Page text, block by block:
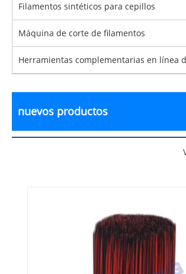
Filamentos sintéticos para cepillos
Máquina de corte de filamentos
Herramientas complementarias en línea
nuevos productos